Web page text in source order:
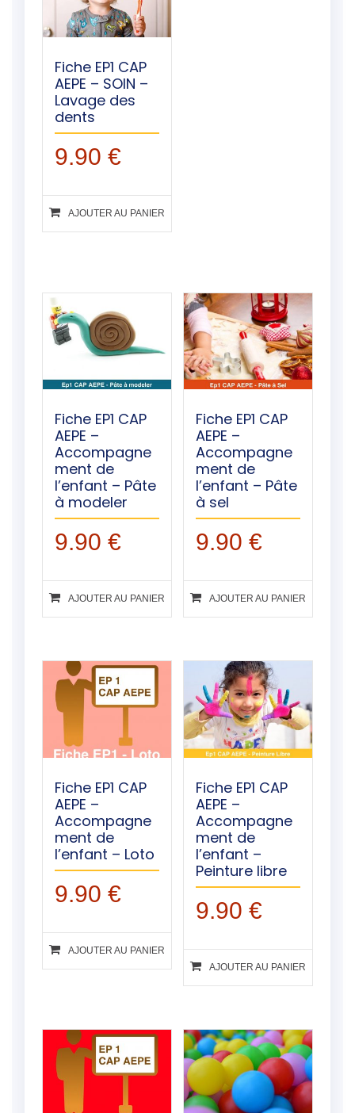
Fiche EP1 CAP
AEPE – SOIN –
Lavage des
dents
9.90 €
AJOUTER AU PANIER
Fiche EP1 CAP
AEPE –
Accompagne
ment de
l’enfant – Pâte
à modeler
9.90 €
AJOUTER AU PANIER
Fiche EP1 CAP
AEPE –
Accompagne
ment de
l’enfant – Pâte
à sel
9.90 €
AJOUTER AU PANIER
Fiche EP1 CAP
AEPE –
Accompagne
ment de
l’enfant – Loto
9.90 €
AJOUTER AU PANIER
Fiche EP1 CAP
AEPE –
Accompagne
ment de
l’enfant –
Peinture libre
9.90 €
AJOUTER AU PANIER